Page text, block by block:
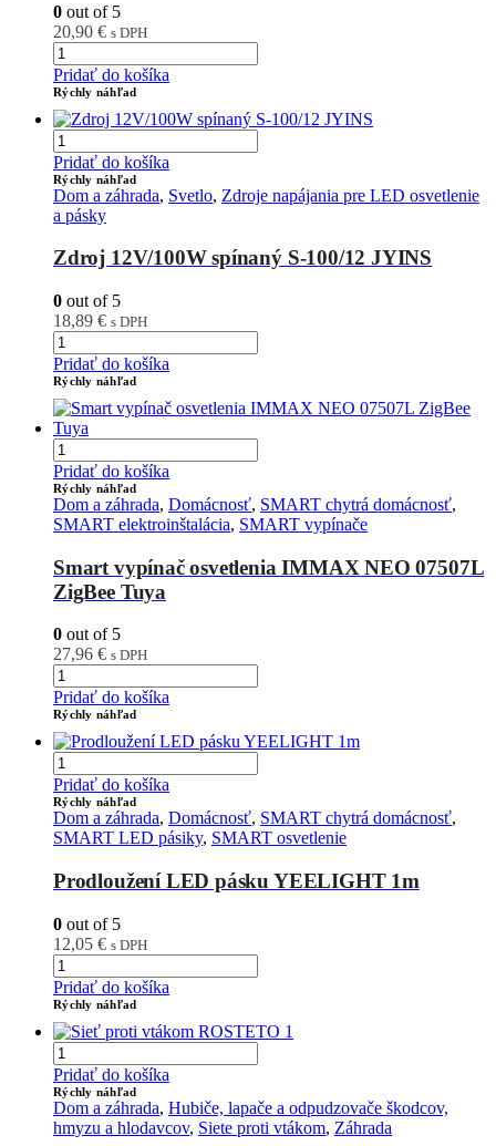
0 out of 5
20,90 € s DPH
Pridať do košíka
Rýchly náhľad
Pridať do košíka
Rýchly náhľad
Dom a záhrada, Svetlo, Zdroje napájania pre LED osvetlenie
a pásky
Zdroj 12V/100W spínaný S-100/12 JYINS
0 out of 5
18,89 € s DPH
Pridať do košíka
Rýchly náhľad
Pridať do košíka
Rýchly náhľad
Dom a záhrada, Domácnosť, SMART chytrá domácnosť,
SMART elektroinštalácia, SMART vypínače
Smart vypínač osvetlenia IMMAX NEO 07507L
ZigBee Tuya
0 out of 5
27,96 € s DPH
Pridať do košíka
Rýchly náhľad
Pridať do košíka
Rýchly náhľad
Dom a záhrada, Domácnosť, SMART chytrá domácnosť,
SMART LED pásiky, SMART osvetlenie
Prodloužení LED pásku YEELIGHT 1m
0 out of 5
12,05 € s DPH
Pridať do košíka
Rýchly náhľad
Pridať do košíka
Rýchly náhľad
Dom a záhrada, Hubiče, lapače a odpudzovače škodcov,
hmyzu a hlodavcov, Siete proti vtákom, Záhrada